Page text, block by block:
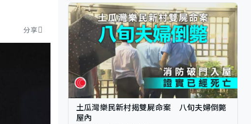
分享
土瓜灣樂民新村揭雙屍命案 八旬夫婦倒斃
屋內